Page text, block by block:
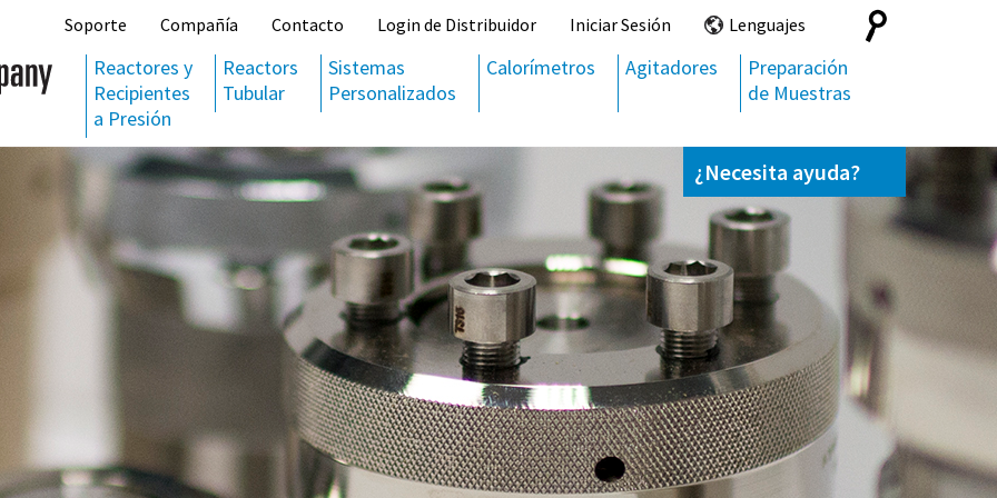
Soporte Compañía Contacto Login de Distribuidor Iniciar Sesión Lenguajes
Search
for:
Reactores y
Recipientes
a Presión
Reactors
Tubular
Sistemas
Personalizados
Calorímetros Agitadores
Preparación
de Muestras
¿Necesita ayuda?
Contáctenos